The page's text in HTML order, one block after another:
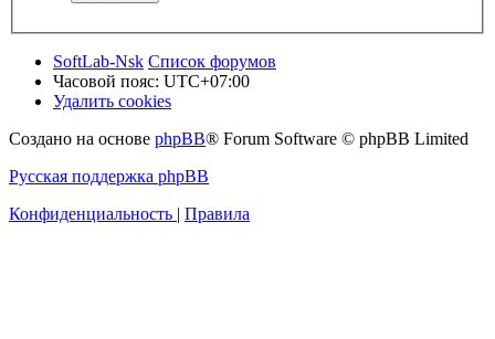
SoftLab-Nsk Список форумов
Часовой пояс: UTC+07:00
Удалить cookies
Создано на основе phpBB® Forum Software © phpBB Limited
Русская поддержка phpBB
Конфиденциальность | Правила